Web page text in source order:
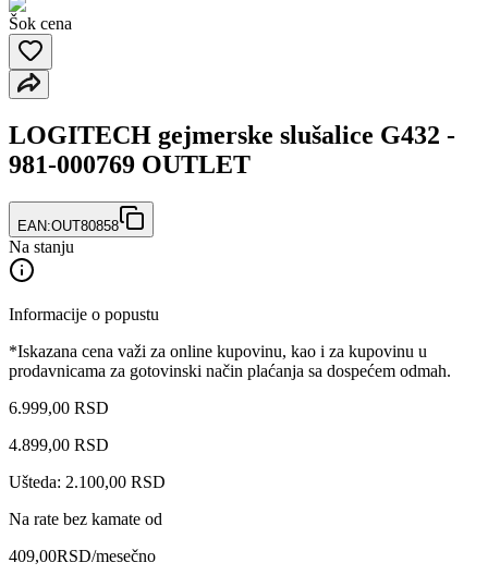
Šok cena
LOGITECH gejmerske slušalice G432 -
981-000769 OUTLET
EAN:OUT80858
Na stanju
Informacije o popustu
*Iskazana cena važi za online kupovinu, kao i za kupovinu u
prodavnicama za gotovinski način plaćanja sa dospećem odmah.
6.999,00 RSD
4.899,00 RSD
Ušteda: 2.100,00 RSD
Na rate bez kamate od
409,00RSD/mesečno